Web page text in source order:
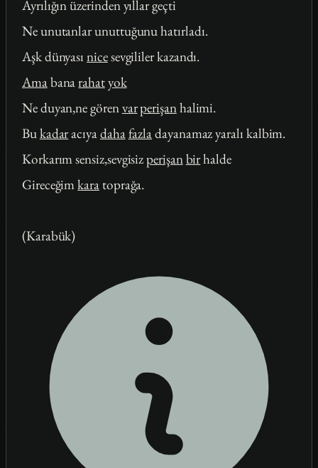
Ayrılığın üzerinden yıllar geçti
Ne unutanlar unuttuğunu hatırladı.
Aşk dünyasınicesevgililer kazandı.
Amabanarahatyok
Ne duyan,ne görenvarperişanhalimi.
Bukadaracıyadahafazladayanamaz yaralı kalbim.
Korkarım sensiz,sevgisizperişanbirhalde
Gireceğimkaratoprağa.
(Karabük)